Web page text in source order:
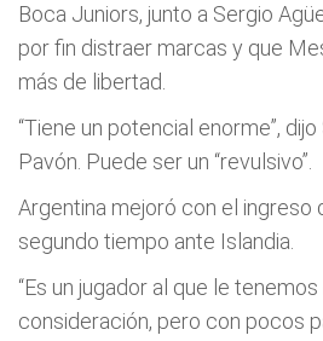
Boca Juniors, junto a Sergio
por fin distraer marcas y que
más de libertad.
“Tiene un potencial enorme”,
Pavón. Puede ser un “revulsivo”.
Argentina mejoró con el ingreso
segundo tiempo ante Islandia.
“Es un jugador al que le
consideración, pero con pocos